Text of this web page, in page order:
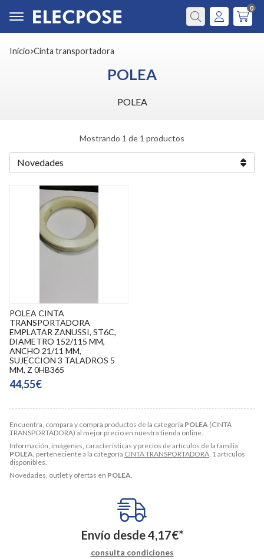
Buscar
0
Inicio cinta transportadora
POLEA
POLEA
Encuentra, compara y compra productos de la categoría POLEA (CINTA
TRANSPORTADORA) al mejor precio en nuestra tienda online.
Información, imágenes, características y precios de artículos de la familia
POLEA, perteneciente a la categoría CINTA TRANSPORTADORA. 1 artículos
disponibles.
Novedades, outlet y ofertas en POLEA.
Mostrando 1 de 1 productos
POLEA CINTA
TRANSPORTADORA
EMPLATAR ZANUSSI, ST6C,
DIAMETRO 152/115 MM,
ANCHO 21/11 MM,
SUJECCION 3 TALADROS 5
MM, Z 0HB365
44,55€
Envío desde4,17€*
consulta condiciones